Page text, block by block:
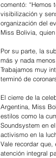
comentó: “Hemos
visibilización y
organización del
Miss Bolivia,
Por su parte, la
más y nada
Trabajamos muy
terminó de
El cierre de la
Argentina, Miss
estilos como la
Soundsystem en
activismo en la
Vale recordar
atención integral